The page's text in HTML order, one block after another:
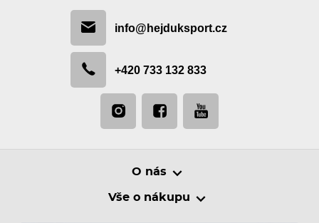
info@hejduksport.cz
+420 733 132 833
O nás
Vše o nákupu